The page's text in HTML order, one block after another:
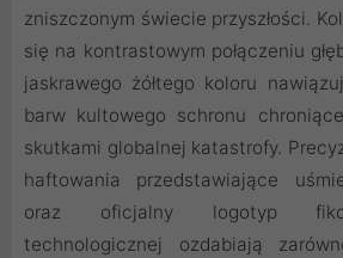
zniszczonym świecie przyszłości.
się na kontrastowym połączeniu
jaskrawego żółtego koloru
barw kultowego schronu
skutkami globalnej katastrofy.
haftowania przedstawiające
oraz oficjalny logotyp
technologicznej ozdabiają